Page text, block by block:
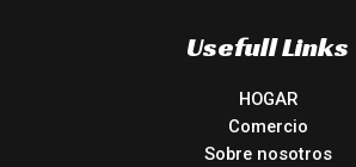
Usefull Links
HOGAR
Comercio
Sobre nosotros